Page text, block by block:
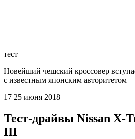
тест
Новейший чешский кроссовер
с известным японским авторитетом
17 25 июня 2018
Тест-драйвы Nissan X-
III